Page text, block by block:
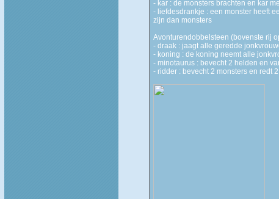
- kar : de monsters brachten en kar
- liefdesdrankje : een monster heeft
zijn dan monsters
Avonturendobbelsteen (bovenste rij
- draak : jaagt alle geredde
- koning : de koning neemt alle
- minotaurus : bevecht 2 helden en
- ridder : bevecht 2 monsters en redt